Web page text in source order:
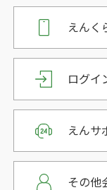
えんく
ログイ
えんサ
その他